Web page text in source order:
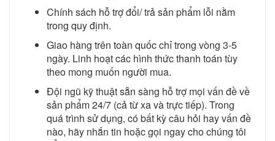
Chính sách hỗ trợ đổi/ trả sản phẩm lỗi nằm
trong quy định.
Giao hàng trên toàn quốc chỉ trong vòng 3-5
ngày. Linh hoạt các hình thức thanh toán tùy
theo mong muốn người mua.
Đội ngũ kỹ thuật sẵn sàng hỗ trợ mọi vấn đề về
sản phẩm 24/7 (cả từ xa và trực tiếp). Trong
quá trình sử dụng, có bất kỳ câu hỏi hay vấn đề
nào, hãy nhắn tin hoặc gọi ngay cho chúng tôi